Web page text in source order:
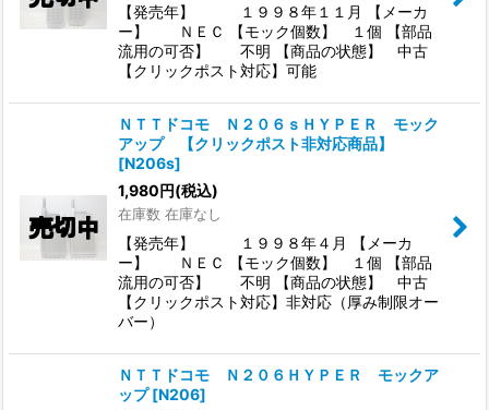
【発売年】 １９９８年１１月 【メーカ
ー】 ＮＥＣ 【モック個数】 １個 【部品
流用の可否】 不明 【商品の状態】 中古
【クリックポスト対応】可能
ＮＴＴドコモ Ｎ２０６ｓＨＹＰＥＲ モック
アップ 【クリックポスト非対応商品】
[N206s]
1,980円(税込)
在庫数 在庫なし
【発売年】 １９９８年４月 【メーカ
ー】 ＮＥＣ 【モック個数】 １個 【部品
流用の可否】 不明 【商品の状態】 中古
【クリックポスト対応】非対応（厚み制限オー
バー）
ＮＴＴドコモ Ｎ２０６ＨＹＰＥＲ モックア
ップ [N206]